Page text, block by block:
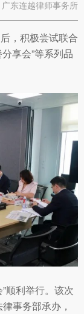
东连越律师事务所
，积极尝试联合
享会”等系列品
顺利举行。该次
事务部承办，